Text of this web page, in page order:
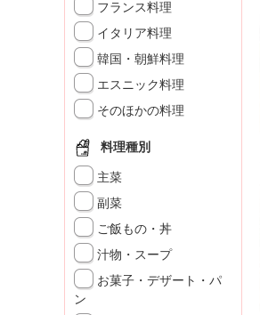
フランス料理
イタリア料理
韓国・朝鮮料理
エスニック料理
そのほかの料理
料理種別
主菜
副菜
ご飯もの・丼
汁物・スープ
お菓子・デザート・パ
ン